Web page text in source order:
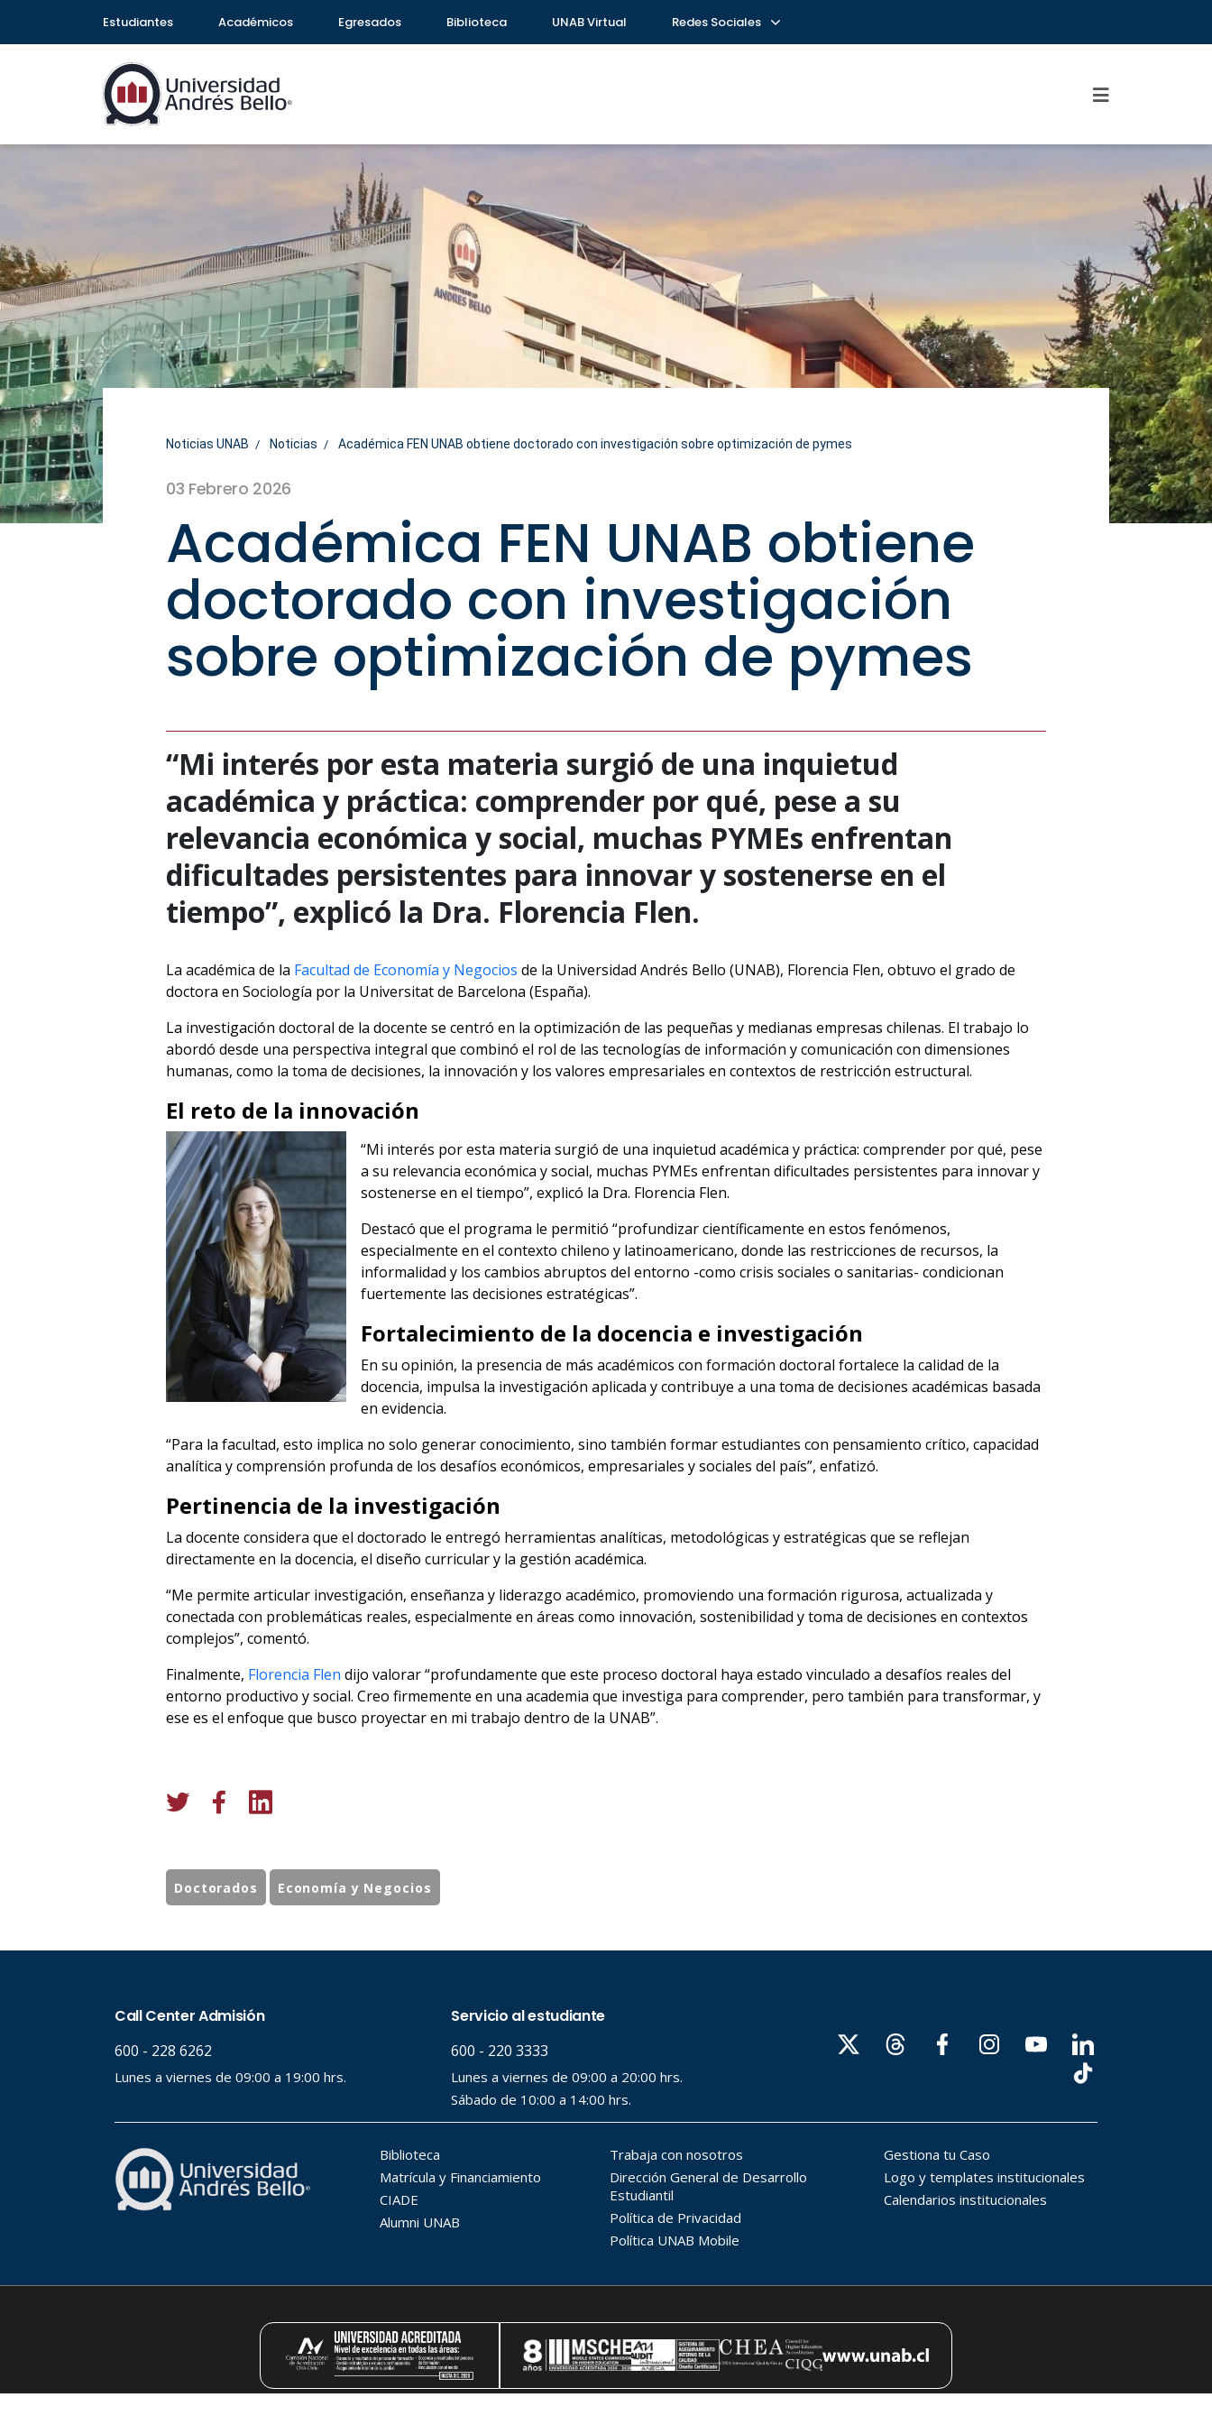
Estudiantes Académicos Egresados Biblioteca UNAB Virtual Redes Sociales
Noticias UNAB Noticias Académica FEN UNAB obtiene doctorado con investigación sobre optimización de pymes
03 Febrero 2026
Académica FEN UNAB obtiene
doctorado con investigación
sobre optimización de pymes
“Mi interés por esta materia surgió de una inquietud
académica y práctica: comprender por qué, pese a su
relevancia económica y social, muchas PYMEs enfrentan
dificultades persistentes para innovar y sostenerse en el
tiempo”, explicó la Dra. Florencia Flen.
La académica de la Facultad de Economía y Negocios de la Universidad Andrés Bello (UNAB), Florencia Flen, obtuvo el grado de
doctora en Sociología por la Universitat de Barcelona (España).
La investigación doctoral de la docente se centró en la optimización de las pequeñas y medianas empresas chilenas. El trabajo lo
abordó desde una perspectiva integral que combinó el rol de las tecnologías de información y comunicación con dimensiones
humanas, como la toma de decisiones, la innovación y los valores empresariales en contextos de restricción estructural.
El reto de la innovación
“Mi interés por esta materia surgió de una inquietud académica y práctica: comprender por qué, pese
a su relevancia económica y social, muchas PYMEs enfrentan dificultades persistentes para innovar y
sostenerse en el tiempo”, explicó la Dra. Florencia Flen.
Destacó que el programa le permitió “profundizar científicamente en estos fenómenos,
especialmente en el contexto chileno y latinoamericano, donde las restricciones de recursos, la
informalidad y los cambios abruptos del entorno -como crisis sociales o sanitarias- condicionan
fuertemente las decisiones estratégicas”.
Fortalecimiento de la docencia e investigación
En su opinión, la presencia de más académicos con formación doctoral fortalece la calidad de la
docencia, impulsa la investigación aplicada y contribuye a una toma de decisiones académicas basada
en evidencia.
“Para la facultad, esto implica no solo generar conocimiento, sino también formar estudiantes con pensamiento crítico, capacidad
analítica y comprensión profunda de los desafíos económicos, empresariales y sociales del país”, enfatizó.
Pertinencia de la investigación
La docente considera que el doctorado le entregó herramientas analíticas, metodológicas y estratégicas que se reflejan
directamente en la docencia, el diseño curricular y la gestión académica.
“Me permite articular investigación, enseñanza y liderazgo académico, promoviendo una formación rigurosa, actualizada y
conectada con problemáticas reales, especialmente en áreas como innovación, sostenibilidad y toma de decisiones en contextos
complejos”, comentó.
Finalmente, Florencia Flen dijo valorar “profundamente que este proceso doctoral haya estado vinculado a desafíos reales del
entorno productivo y social. Creo firmemente en una academia que investiga para comprender, pero también para transformar, y
ese es el enfoque que busco proyectar en mi trabajo dentro de la UNAB”.
Doctorados Economía y Negocios